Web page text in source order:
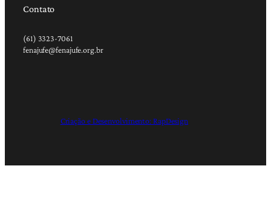
Contato
(61) 3323-7061
fenajufe@fenajufe.org.br
Criação e Desenvolvimento: RapDesign